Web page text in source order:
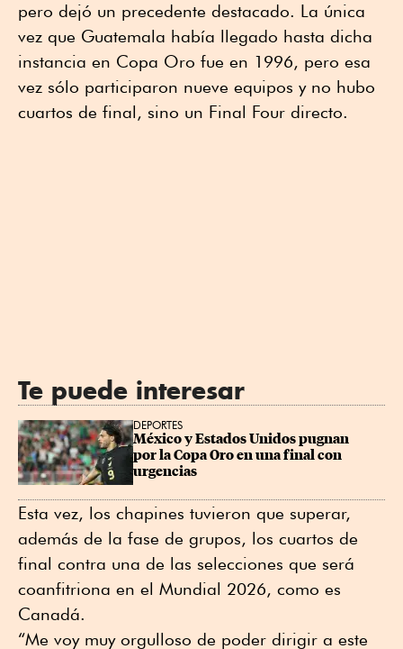
pero dejó un precedente destacado. La única
vez que Guatemala había llegado hasta dicha
instancia en Copa Oro fue en 1996, pero esa
vez sólo participaron nueve equipos y no hubo
cuartos de final, sino un Final Four directo.
Te puede interesar
DEPORTES
México y Estados Unidos pugnan
por la Copa Oro en una final con
urgencias
Esta vez, los chapines tuvieron que superar,
además de la fase de grupos, los cuartos de
final contra una de las selecciones que será
coanfitriona en el Mundial 2026, como es
Canadá.
“Me voy muy orgulloso de poder dirigir a este